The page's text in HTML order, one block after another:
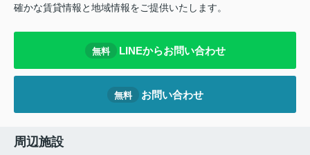
確かな賃貸情報と地域情報をご提供いたします。
無料 LINEからお問い合わせ
無料 お問い合わせ
周辺施設